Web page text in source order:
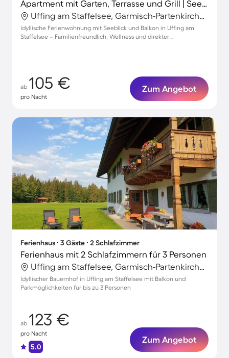
Apartment mit Garten, Terrasse und Grill | Seeblick
Uffing am Staffelsee, Garmisch-Partenkirchen, Deutschland
Idyllische Ferienwohnung mit Seeblick und Balkon in Uffing am
Staffelsee – Familienfreundlich, Wellness und direkter
ab 105 €
pro Nacht
Zum Angebot
Ferienhaus ∙ 3 Gäste ∙ 2 Schlafzimmer
Ferienhaus mit 2 Schlafzimmern für 3 Personen
Uffing am Staffelsee, Garmisch-Partenkirchen, Deutschland
Idyllischer Bauernhof in Uffing am Staffelsee mit Balkon und
Parkmöglichkeiten für bis zu 3 Personen
ab 123 €
pro Nacht
5.0
Zum Angebot